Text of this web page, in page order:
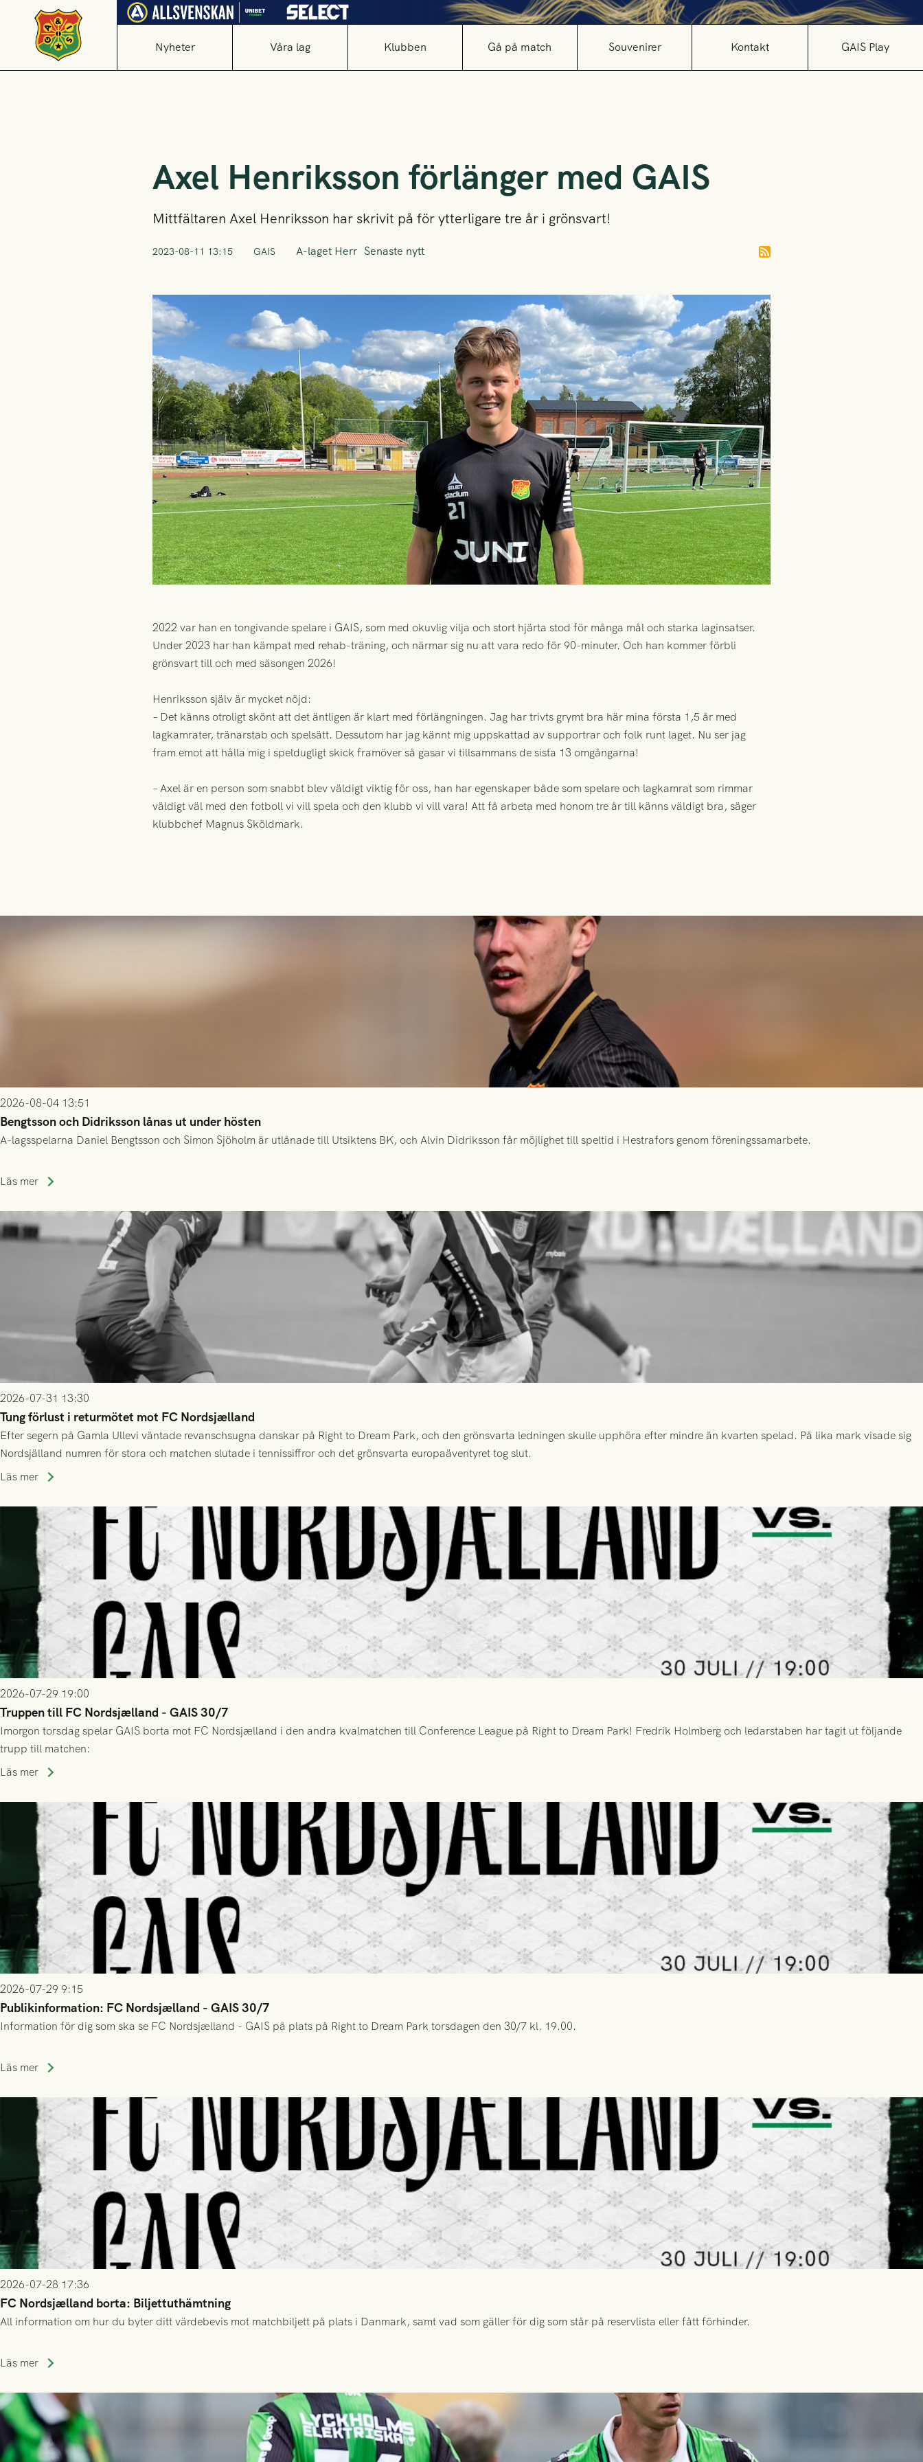
Nyheter Våra lag Klubben Gå på match Souvenirer Kontakt GAIS Play
Axel Henriksson förlänger med GAIS
Mittfältaren Axel Henriksson har skrivit på för ytterligare tre år i grönsvart!
2023-08-11 13:15 GAIS A-laget Herr Senaste nytt
2022 var han en tongivande spelare i GAIS, som med okuvlig vilja och stort hjärta stod för många mål och starka laginsatser.
Under 2023 har han kämpat med rehab-träning, och närmar sig nu att vara redo för 90-minuter. Och han kommer förbli
grönsvart till och med säsongen 2026!
Henriksson själv är mycket nöjd:
– Det känns otroligt skönt att det äntligen är klart med förlängningen. Jag har trivts grymt bra här mina första 1,5 år med
lagkamrater, tränarstab och spelsätt. Dessutom har jag kännt mig uppskattad av supportrar och folk runt laget. Nu ser jag
fram emot att hålla mig i speldugligt skick framöver så gasar vi tillsammans de sista 13 omgångarna!
– Axel är en person som snabbt blev väldigt viktig för oss, han har egenskaper både som spelare och lagkamrat som rimmar
väldigt väl med den fotboll vi vill spela och den klubb vi vill vara! Att få arbeta med honom tre år till känns väldigt bra, säger
klubbchef Magnus Sköldmark.
2026-08-04 13:51
Bengtsson och Didriksson lånas ut under hösten
A-lagsspelarna Daniel Bengtsson och Simon Sjöholm är utlånade till Utsiktens BK, och Alvin Didriksson får möjlighet till speltid i Hestrafors genom föreningssamarbete.
Läs mer
2026-07-31 13:30
Tung förlust i returmötet mot FC Nordsjælland
Efter segern på Gamla Ullevi väntade revanschsugna danskar på Right to Dream Park, och den grönsvarta ledningen skulle upphöra efter mindre än kvarten spelad. På lika mark visade sig
Nordsjälland numren för stora och matchen slutade i tennissiffror och det grönsvarta europaäventyret tog slut.
Läs mer
2026-07-29 19:00
Truppen till FC Nordsjælland - GAIS 30/7
Imorgon torsdag spelar GAIS borta mot FC Nordsjælland i den andra kvalmatchen till Conference League på Right to Dream Park! Fredrik Holmberg och ledarstaben har tagit ut följande
trupp till matchen:
Läs mer
2026-07-29 9:15
Publikinformation: FC Nordsjælland - GAIS 30/7
Information för dig som ska se FC Nordsjælland - GAIS på plats på Right to Dream Park torsdagen den 30/7 kl. 19.00.
Läs mer
2026-07-28 17:36
FC Nordsjælland borta: Biljettuthämtning
All information om hur du byter ditt värdebevis mot matchbiljett på plats i Danmark, samt vad som gäller för dig som står på reservlista eller fått förhinder.
Läs mer